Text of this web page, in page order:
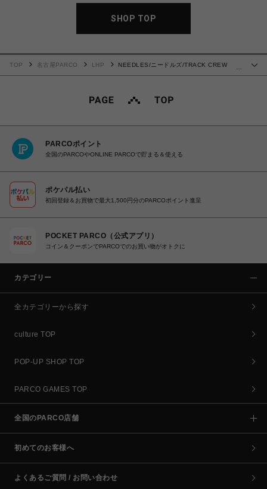
SHOP TOP
…
TOP 名古屋PARCO LHP
NEEDLES/ニードルズ/TRACK CREW
PARCOポイント
全国のPARCOやONLINE PARCOで貯まる＆使える
ポケパル払い
初回登録＆お買物で最大1,500円分のPARCOポイント進呈
POCKET PARCO（公式アプリ）
コイン＆クーポンでPARCOでのお買い物がオトクに
カテゴリー
全カテゴリーから探す
culture TOP
POP-UP SHOP TOP
PARCO GAMES TOP
全国のPARCO店舗
初めてのお客様へ
よくあるご質問 / お問い合わせ